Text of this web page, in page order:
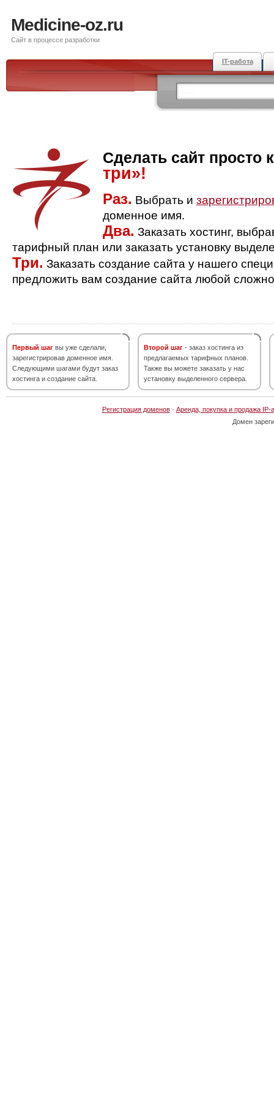
Medicine-oz.ru
Сайт в процессе разработки
IT-работа
Сделать сайт просто
три»!
Раз. Выбрать и
доменное имя.
Два. Заказать хостинг,
тарифный план или заказать установку
Три. Заказать создание сайта у нашего
предложить вам создание сайта любой
Первый шаг вы уже сделали,
зарегистрировав доменное имя.
Следующими шагами будут заказ
хостинга и создание сайта.
Второй шаг - заказ хостинга из
предлагаемых тарифных планов.
Также вы можете заказать у нас
установку выделенного сервера.
Регистрация доменов· Аренда, покупка и продажа IP-
Домен